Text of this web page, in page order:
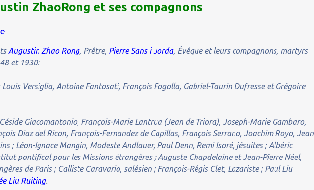
ZhaoRong et ses compagnons
Augustin Zhao Rong, Prêtre, Pierre Sans i Jorda, Évêque et leurs compagnons, martyrs
et 1930:
Versiglia, Antoine Fantosati, François Fogolla, Gabriel-Taurin Dufresse et Grégoire
Giacomantonio, François-Marie Lantrua (Jean de Triora), Joseph-Marie Gambaro,
Diaz del Ricon, François-Fernandez de Capillas, François Serrano, Joachim Royo, Jean
; Léon-Ignace Mangin, Modeste Andlauer, Paul Denn, Remi Isoré, jésuites ; Albéric
pontifical pour les Missions étrangères ; Auguste Chapdelaine et Jean-Pïerre Néel,
de Paris ; Calliste Caravario, salésien ; François-Régis Clet, Lazariste ; Paul Liu
Liu Ruiting.